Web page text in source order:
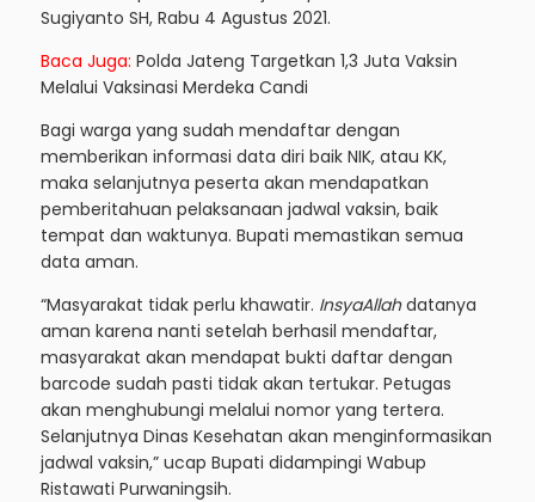
Sugiyanto SH, Rabu 4 Agustus 2021.
Baca Juga: Polda Jateng Targetkan 1,3 Juta Vaksin
Melalui Vaksinasi Merdeka Candi
Bagi warga yang sudah mendaftar dengan
memberikan informasi data diri baik NIK, atau KK,
maka selanjutnya peserta akan mendapatkan
pemberitahuan pelaksanaan jadwal vaksin, baik
tempat dan waktunya. Bupati memastikan semua
data aman.
“Masyarakat tidak perlu khawatir. InsyaAllahdatanya
aman karena nanti setelah berhasil mendaftar,
masyarakat akan mendapat bukti daftar dengan
barcode sudah pasti tidak akan tertukar. Petugas
akan menghubungi melalui nomor yang tertera.
Selanjutnya Dinas Kesehatan akan menginformasikan
jadwal vaksin,” ucap Bupati didampingi Wabup
Ristawati Purwaningsih.